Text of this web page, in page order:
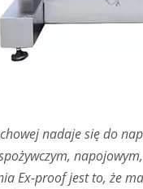
nadaje się do
Ex-proof jest to, że